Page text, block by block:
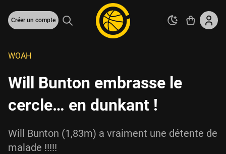
Créer un compte
WOAH
Will Bunton embrasse le
cercle… en dunkant !
Will Bunton (1,83m) a vraiment une détente de
malade !!!!!